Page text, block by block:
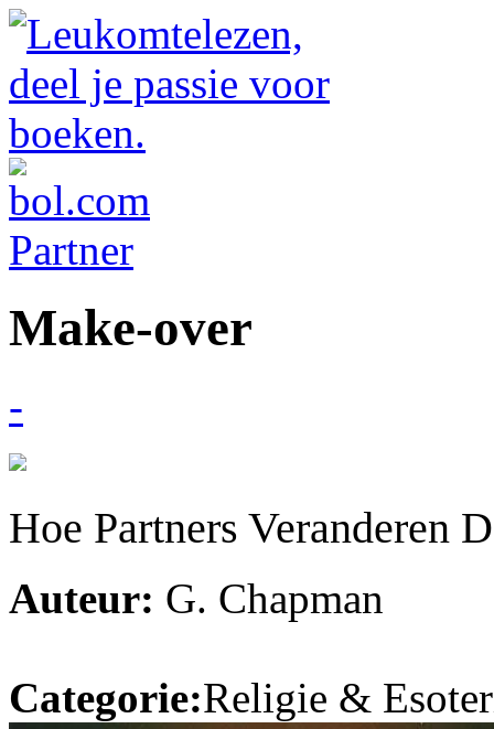
Make-over
-
Hoe Partners Veranderen
Auteur: G. Chapman
Categorie:Religie &